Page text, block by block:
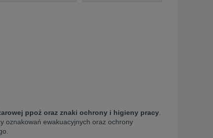
ppoż oraz znaki ochrony i higieny pracy
oznakowań ewakuacyjnych oraz ochrony